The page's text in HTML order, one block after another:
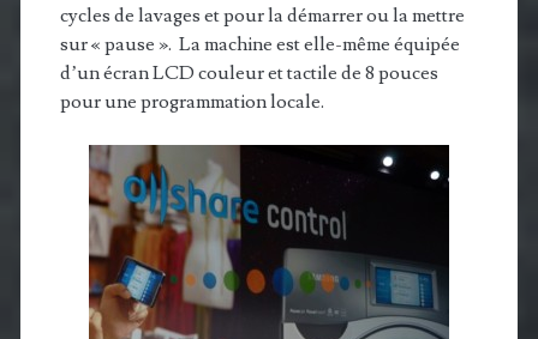
cycles de lavages et pour la démarrer ou la mettre
sur « pause ». La machine est elle-même équipée
d’un écran LCD couleur et tactile de 8 pouces
pour une programmation locale.